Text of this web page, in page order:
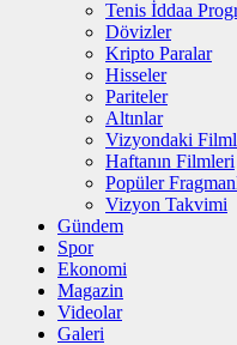
Tenis İddaa
Dövizler
Kripto Paralar
Hisseler
Pariteler
Altınlar
Vizyondaki
Haftanın Filmleri
Popüler
Vizyon Takvimi
Gündem
Spor
Ekonomi
Magazin
Videolar
Galeri